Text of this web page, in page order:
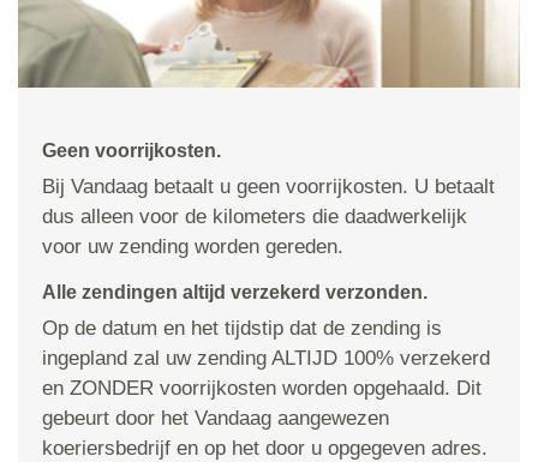
Geen voorrijkosten.
Bij Vandaag betaalt u geen voorrijkosten. U betaalt
dus alleen voor de kilometers die daadwerkelijk
voor uw zending worden gereden.
Alle zendingen altijd verzekerd verzonden.
Op de datum en het tijdstip dat de zending is
ingepland zal uw zending ALTIJD 100% verzekerd
en ZONDER voorrijkosten worden opgehaald. Dit
gebeurt door het Vandaag aangewezen
koeriersbedrijf en op het door u opgegeven adres.